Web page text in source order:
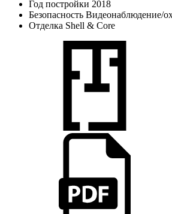
Год постройки 2018
Безопасность Видеонаблюдение/
Отделка Shell & Core